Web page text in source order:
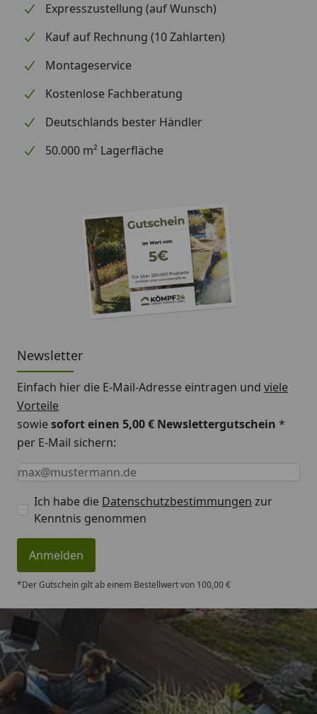
Expresszustellung (auf Wunsch)
Kauf auf Rechnung (10 Zahlarten)
Montageservice
Kostenlose Fachberatung
Deutschlands bester Händler
50.000 m² Lagerfläche
Newsletter
Einfach hier die E-Mail-Adresse eintragen und viele
Vorteile
sowiesofort einen 5,00 € Newslettergutschein *
per E-Mail sichern:
Keine Eingabe erforderlich
Eingabe erforderlich
E-Mail *
Ich habe die Datenschutzbestimmungen zur
Kenntnis genommen
Anmelden
*Der Gutschein gilt ab einem Bestellwert von 100,00 €
Trusted Shops
4,83/ 5